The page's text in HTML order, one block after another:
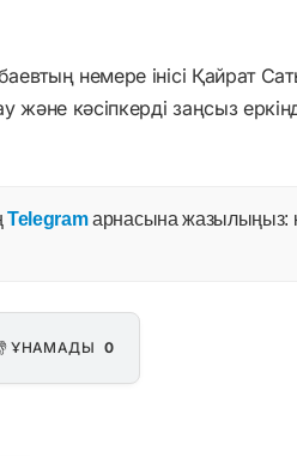
немере інісі Қайрат
және кәсіпкерді заңсыз
Telegramарнасына жазылыңыз:
ҰНАМАДЫ 0